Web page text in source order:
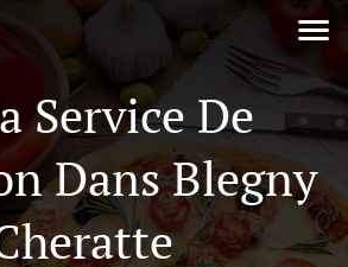
Service De
Dans Blegny